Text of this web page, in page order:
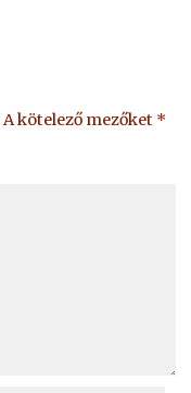
A kötelező mezőket *